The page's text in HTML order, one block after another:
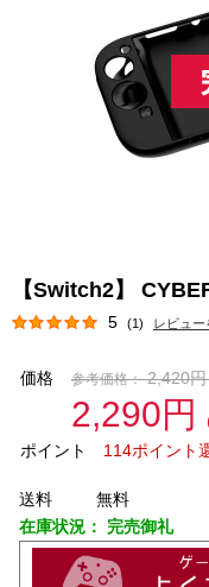
【Switch2】
5 (1) レビュー
価格 参考価格： 2,420
2,290円
ポイント
114ポイント
送料
無料
在庫状況： 完売御礼